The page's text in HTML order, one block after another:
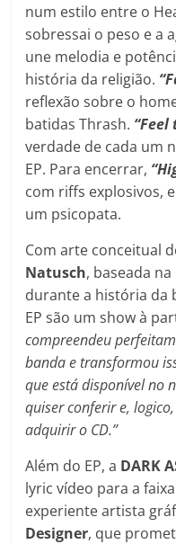
num estilo entre o
sobressai o peso e a
une melodia e
história da religião.
reflexão sobre o
batidas Thrash. “Feel
verdade de cada um
EP. Para encerrar,
com riffs explosivos,
um psicopata.
Com arte conceitual
Natusch, baseada
durante a história da
EP são um show à
compreendeu
banda e transformou
que está disponível no
quiser conferir e,
adquirir o CD.”
Além do EP, a DARK
lyric vídeo para a faixa
experiente artista
Designer, que